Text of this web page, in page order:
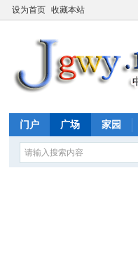
设为首页 收藏本站
门户 广场 家园